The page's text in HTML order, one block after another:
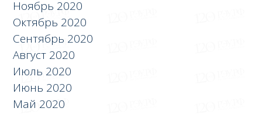
Ноябрь 2020
Октябрь 2020
Сентябрь 2020
Август 2020
Июль 2020
Июнь 2020
Май 2020